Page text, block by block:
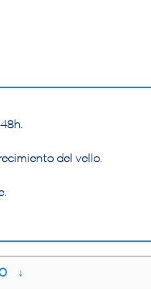
del vello.
↓